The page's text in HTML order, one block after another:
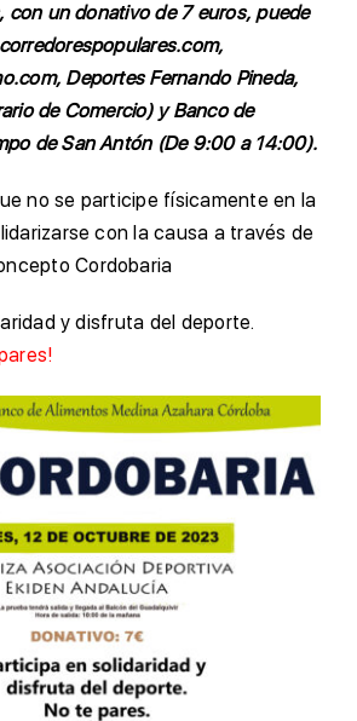
con un donativo de 7 euros, puede
Deportes Fernando Pineda,
de Comercio) y Banco de
de San Antón (De 9:00 a 14:00).
no se participe físicamente en la
con la causa a través de
Cordobaria
y disfruta del deporte.